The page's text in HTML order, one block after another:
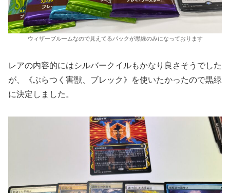
ウィザーブルームなので見えてるパックが黒緑のみになっております
レアの内容的にはシルバークイルもかなり良さそうでした
が、《ぶらつく害獣、ブレック》を使いたかったので黒緑
に決定しました。